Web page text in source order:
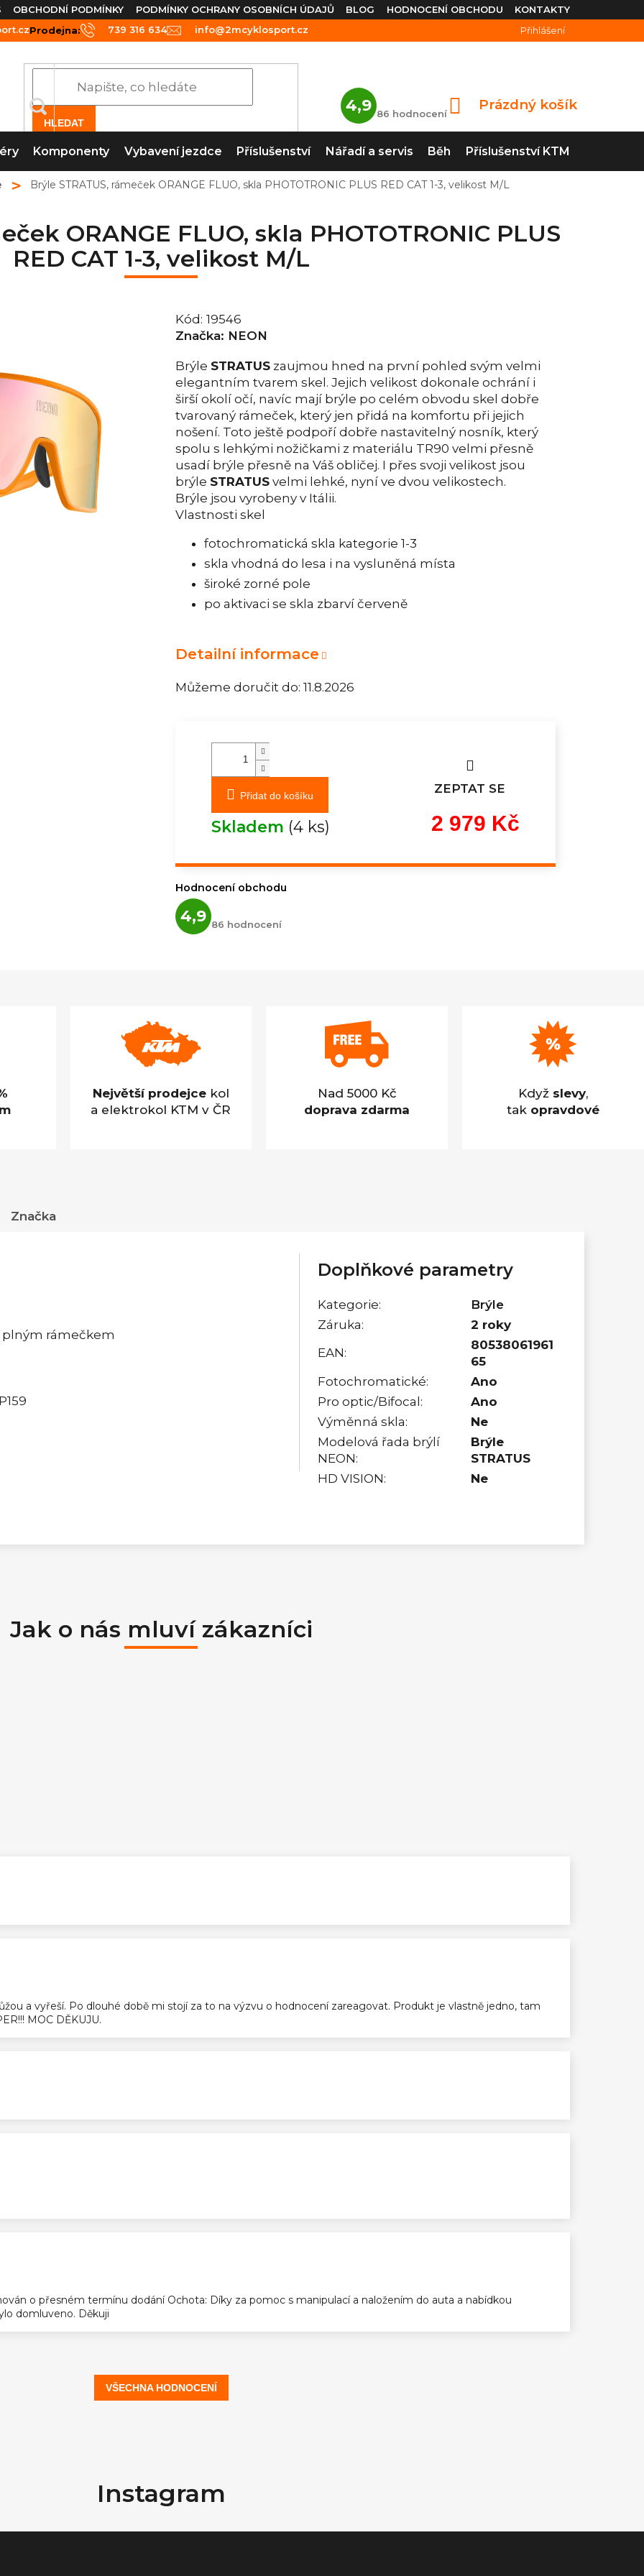
OBCHODNÍ PODMÍNKY PODMÍNKY OCHRANY OSOBNÍCH ÚDAJŮ BLOG KONTAKTY
HODNOCENÍ OBCHODU
Prodejna: 739 316 634 info@2mcyklosport.cz Přihlášení
HLEDAT
4,9
Průměrné
hodnocení
je
4,9
5
hvězdiček.
86 hodnocení
NÁKUPNÍ
Prázdný košík
Komponenty Vybavení jezdce Příslušenství Nářadí a servis Běh Příslušenství KTM
Brýle STRATUS, rámeček ORANGE FLUO, skla PHOTOTRONIC PLUS RED CAT 1-3, velikost M/L
ORANGE FLUO, skla PHOTOTRONIC PLUS
RED CAT 1-3, velikost M/L
Kód: 19546
Značka: NEON
Můžeme doručit do: 11.8.2026
Brýle STRATUS zaujmou hned na první pohled svým velmi
elegantním tvarem skel. Jejich velikost dokonale ochrání i
širší okolí očí, navíc mají brýle po celém obvodu skel dobře
tvarovaný rámeček, který jen přidá na komfortu při jejich
nošení. Toto ještě podpoří dobře nastavitelný nosník, který
spolu s lehkými nožičkami z materiálu TR90 velmi přesně
usadí brýle přesně na Váš obličej. I přes svoji velikost jsou
brýle STRATUS velmi lehké, nyní ve dvou velikostech.
Brýle jsou vyrobeny v Itálii.
Vlastnosti skel
fotochromatická skla kategorie 1-3
skla vhodná do lesa i na vysluněná místa
široké zorné pole
po aktivaci se skla zbarví červeně
Detailní informace
Přidat do košíku
ZEPTAT SE
Skladem (4 ks) 2 979 Kč
cena:
Hodnocení obchodu
4,9 hodnocení
obchodu
86 hodnocení
Největší prodejcekol
a elektrokol KTM v ČR
Nad 5000 Kč
doprava zdarma
Když slevy,
tak opravdové
Značka
plným rámečkem
Doplňkové parametry
Kategorie:
Brýle
Záruka:
2 roky
EAN:
80538061961
65
Fotochromatické:
Ano
Pro optic/Bifocal:
Ano
Výměnná skla:
Ne
Modelová řada brýlí
NEON:
Brýle
STRATUS
HD VISION: Ne
Jak o nás mluví zákazníci
a vyřeší. Po dlouhé době mi stojí za to na výzvu o hodnocení zareagovat. Produkt je vlastně jedno, tam
MOC DĚKUJU.
o přesném termínu dodání Ochota: Díky za pomoc s manipulací a naložením do auta a nabídkou
domluveno. Děkuji
VŠECHNA HODNOCENÍ
Instagram